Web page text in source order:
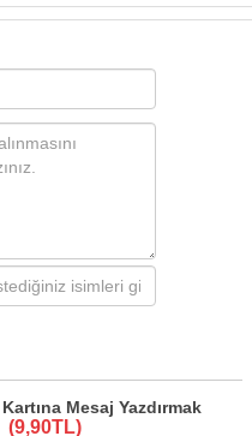
Mesaj Yazdırmak
(9,90TL)